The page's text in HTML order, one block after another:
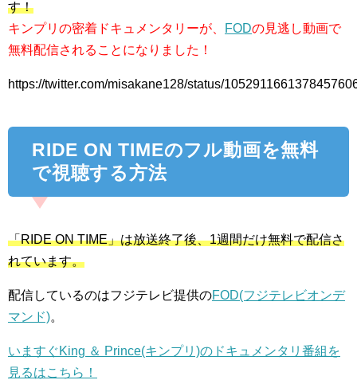
す！
キンプリの密着ドキュメンタリーが、
FODの見逃し動画で
無料配信されることになりました！
https://twitter.com/misakane128/status/
RIDE ON TIMEのフル動画を無料
で視聴する方法
「RIDE ON TIME」は放送終了後、1週間だけ無料で配信さ
れています。
配信しているのはフジテレビ提供のFOD(フジテレビオンデ
マンド)。
いますぐKing ＆ Prince(キンプリ)のドキュメンタリ番組を
見るはこちら！